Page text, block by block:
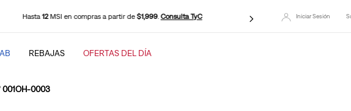
Hasta12MSI en compras a partir de$1,999.Consulta TyC Envío
Iniciar Sesión
REBAJAS OFERTAS DEL DÍA
001OH-0003